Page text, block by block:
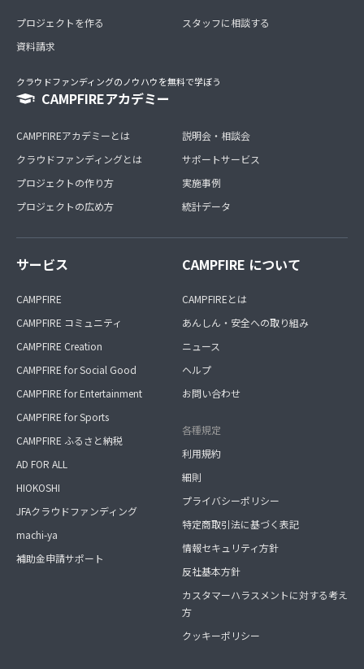
プロジェクトを作る
資料請求
スタッフに相談する
クラウドファンディングのノウハウを無料で学ぼう
CAMPFIREアカデミー
CAMPFIREアカデミーとは
クラウドファンディングとは
プロジェクトの作り方
プロジェクトの広め方
説明会・相談会
サポートサービス
実施事例
統計データ
サービス
CAMPFIRE
CAMPFIRE コミュニティ
CAMPFIRE Creation
CAMPFIRE for Social Good
CAMPFIRE for Entertainment
CAMPFIRE for Sports
CAMPFIRE ふるさと納税
AD FOR ALL
HIOKOSHI
JFAクラウドファンディング
machi-ya
補助金申請サポート
CAMPFIRE について
CAMPFIREとは
あんしん・安全への取り組み
ニュース
ヘルプ
お問い合わせ
各種規定
利用規約
細則
プライバシーポリシー
特定商取引法に基づく表記
情報セキュリティ方針
反社基本方針
カスタマーハラスメントに対する考え
方
クッキーポリシー